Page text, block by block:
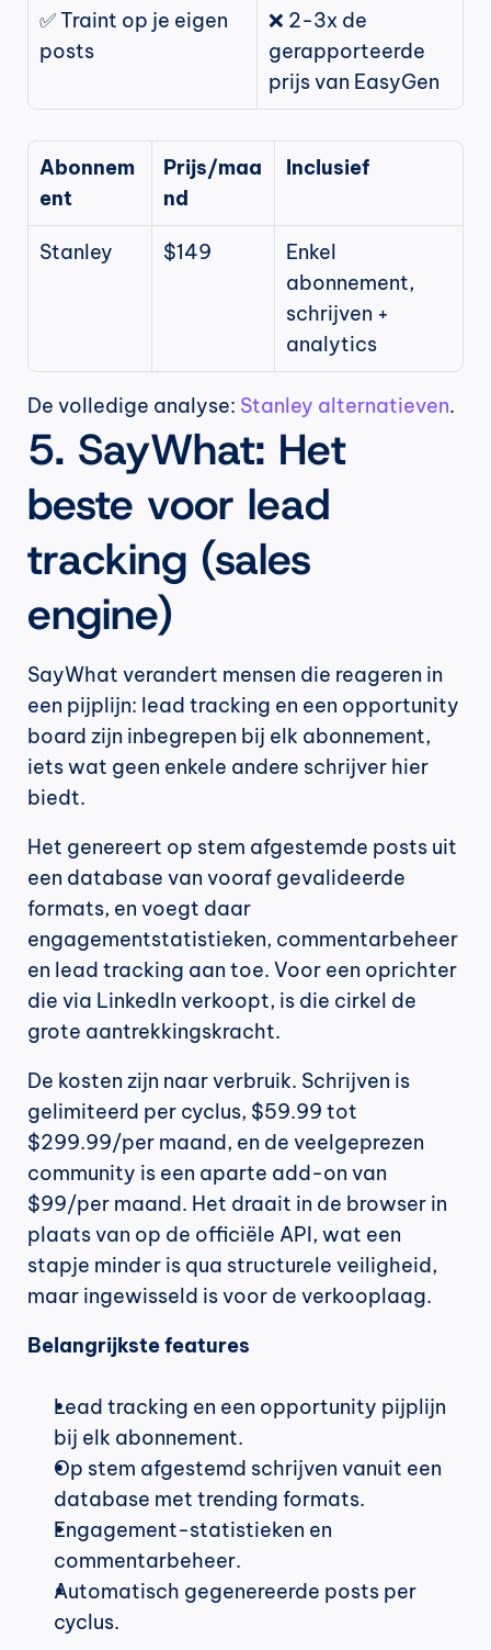
✅ Traint op je eigen
posts
❌ 2-3x de
gerapporteerde
prijs van EasyGen
Abonnem
ent
Prijs/maa
nd
Inclusief
Stanley $149
Enkel
abonnement,
schrijven +
analytics
De volledige analyse: Stanley alternatieven.
5. SayWhat: Het
beste voor lead
tracking (sales
engine)
SayWhat verandert mensen die reageren in
een pijplijn: lead tracking en een opportunity
board zijn inbegrepen bij elk abonnement,
iets wat geen enkele andere schrijver hier
biedt.
Het genereert op stem afgestemde posts uit
een database van vooraf gevalideerde
formats, en voegt daar
engagementstatistieken, commentarbeheer
en lead tracking aan toe. Voor een oprichter
die via LinkedIn verkoopt, is die cirkel de
grote aantrekkingskracht.
De kosten zijn naar verbruik. Schrijven is
gelimiteerd per cyclus, $59.99 tot
$299.99/per maand, en de veelgeprezen
community is een aparte add-on van
$99/per maand. Het draait in de browser in
plaats van op de officiële API, wat een
stapje minder is qua structurele veiligheid,
maar ingewisseld is voor de verkooplaag.
Belangrijkste features
Lead tracking en een opportunity pijplijn
bij elk abonnement.
Op stem afgestemd schrijven vanuit een
database met trending formats.
Engagement-statistieken en
commentarbeheer.
Automatisch gegenereerde posts per
cyclus.